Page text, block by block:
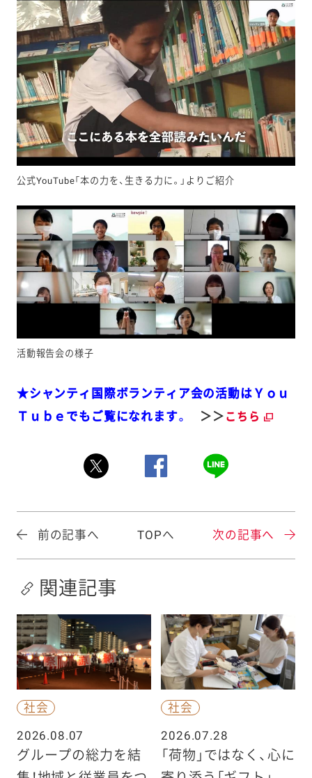
公式YouTube「本の力を、生きる力に。」よりご紹介
活動報告会の様子
★シャンティ国際ボランティア会の活動はＹｏｕ
Ｔｕｂｅでもご覧になれます。
＞＞ こちら
前の記事へ TOPへ 次の記事へ
関連記事
社会
2026.08.07
グループの総力を結
社会
2026.07.28
「荷物」ではなく、心に